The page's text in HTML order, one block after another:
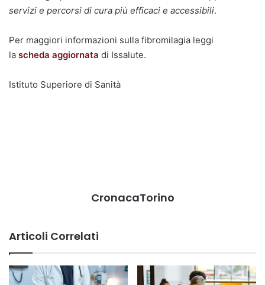
servizi e percorsi di cura più efficaci e accessibili.
Per maggiori informazioni sulla fibromilagia leggi
la scheda aggiornata di Issalute.
Istituto Superiore di Sanità
CronacaTorino
Articoli Correlati